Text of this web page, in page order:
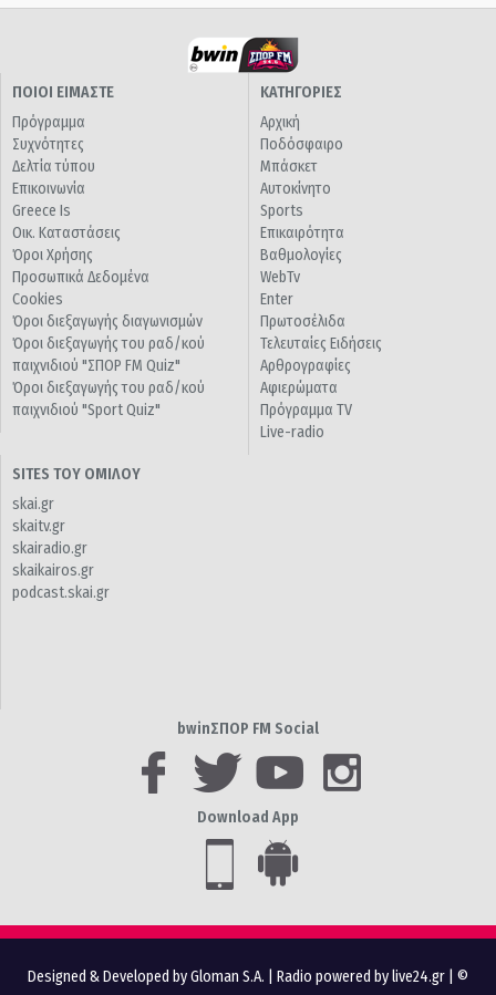
ΠΟΙΟΙ ΕΙΜΑΣΤΕ
Πρόγραμμα
Συχνότητες
Δελτία τύπου
Επικοινωνία
Greece Is
Οικ. Καταστάσεις
Όροι Χρήσης
Προσωπικά Δεδομένα
Cookies
Όροι διεξαγωγής διαγωνισμών
Όροι διεξαγωγής του ραδ/κού
παιχνιδιού "ΣΠΟΡ FM Quiz"
Όροι διεξαγωγής του ραδ/κού
παιχνιδιού "Sport Quiz"
ΚΑΤΗΓΟΡΙΕΣ
Αρχική
Ποδόσφαιρο
Μπάσκετ
Αυτοκίνητο
Sports
Επικαιρότητα
Βαθμολογίες
WebTv
Enter
Πρωτοσέλιδα
Τελευταίες Ειδήσεις
Αρθρογραφίες
Αφιερώματα
Πρόγραμμα TV
Live-radio
SITES ΤΟΥ ΟΜΙΛΟΥ
skai.gr
skaitv.gr
skairadio.gr
skaikairos.gr
podcast.skai.gr
bwinΣΠΟΡ FM Social
Download App
Designed & Developed by Gloman S.A. Radio powered by live24.gr | ©